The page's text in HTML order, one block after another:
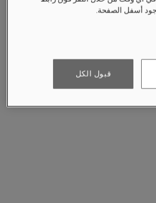
أسفل الصفحة.
قبول الكل